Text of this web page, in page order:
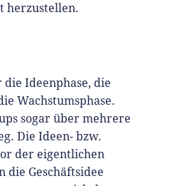
herzustellen.
Ideenphase, die
Wachstumsphase.
sogar über mehrere
Die Ideen- bzw.
der eigentlichen
die Geschäftsidee